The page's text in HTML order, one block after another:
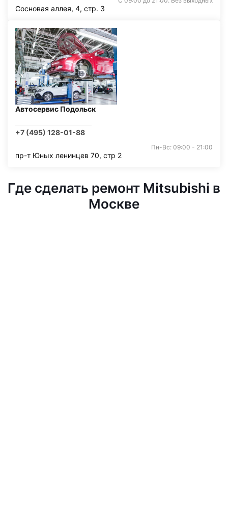
Сосновая аллея, 4, стр. 3
Автосервис Подольск
+7 (495) 128-01-88
Пн-Вс: 09:00 - 21:00
пр-т Юных ленинцев 70, стр 2
Где сделать ремонт Mitsubishi в
Москве